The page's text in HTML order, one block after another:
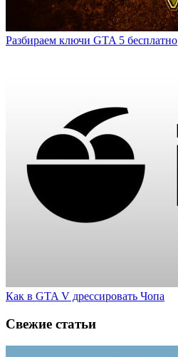
Разбираем ключи GTA 5 бесплатно
Как в GTA V дрессировать Чопа
Свежие статьи